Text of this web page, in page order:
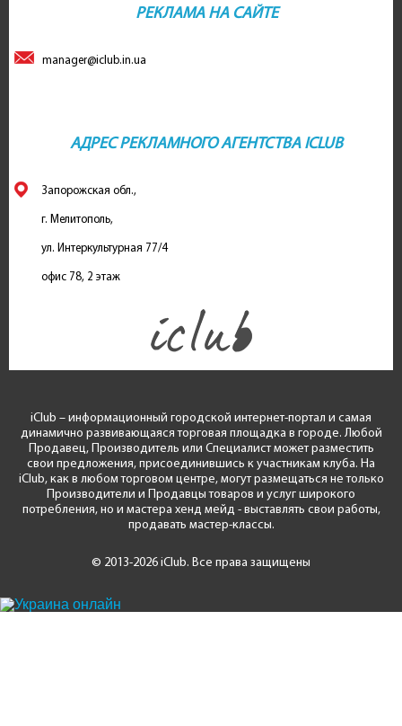
РЕКЛАМА НА САЙТЕ
manager@iclub.in.ua
АДРЕС РЕКЛАМНОГО АГЕНТСТВА ICLUB
Запорожская обл.,
г. Мелитополь,
ул. Интеркультурная 77/4
офис 78, 2 этаж
iClub – информационный городской интернет-портал и самая
динамично развивающаяся торговая площадка в городе. Любой
Продавец, Производитель или Специалист может разместить
свои предложения, присоединившись к участникам клуба. На
iClub, как в любом торговом центре, могут размещаться не только
Производители и Продавцы товаров и услуг широкого
потребления, но и мастера хенд мейд - выставлять свои работы,
продавать мастер-классы.
© 2013-2026 iClub. Все права защищены